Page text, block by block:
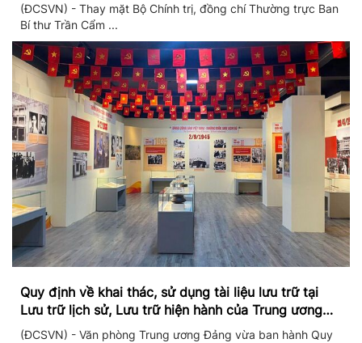
(ĐCSVN) - Thay mặt Bộ Chính trị, đồng chí Thường trực Ban
Bí thư Trần Cẩm ...
Quy định về khai thác, sử dụng tài liệu lưu trữ tại
Lưu trữ lịch sử, Lưu trữ hiện hành của Trung ương
Đảng và Văn phòng Trung ương Đảng
(ĐCSVN) - Văn phòng Trung ương Đảng vừa ban hành Quy